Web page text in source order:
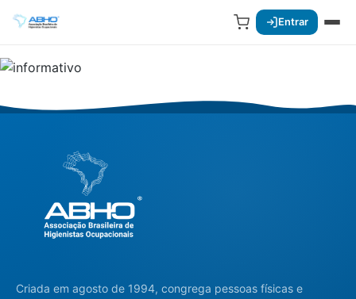
Entrar
Criada em agosto de 1994, congrega pessoas físicas e